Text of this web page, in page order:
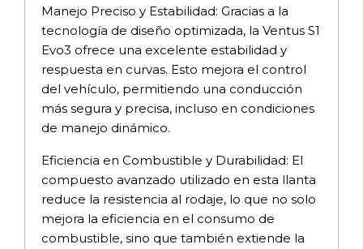
Manejo Preciso y Estabilidad: Gracias a la
tecnología de diseño optimizada, la Ventus S1
Evo3 ofrece una excelente estabilidad y
respuesta en curvas. Esto mejora el control
del vehículo, permitiendo una conducción
más segura y precisa, incluso en condiciones
de manejo dinámico.
Eficiencia en Combustible y Durabilidad: El
compuesto avanzado utilizado en esta llanta
reduce la resistencia al rodaje, lo que no solo
mejora la eficiencia en el consumo de
combustible, sino que también extiende la